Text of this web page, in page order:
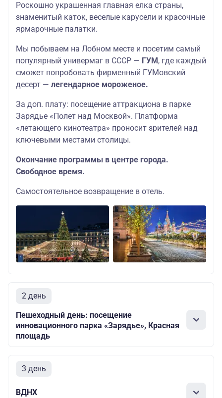
Роскошно украшенная главная елка страны,
знаменитый каток, веселые карусели и красочные
ярмарочные палатки.
Мы побываем на Лобном месте и посетим самый
популярный универмаг в СССР — ГУМ, где каждый
сможет попробовать фирменный ГУМовский
десерт — легендарное мороженое.
За доп. плату: посещение аттракциона в парке
Зарядье «Полет над Москвой». Платформа
«летающего кинотеатра» проносит зрителей над
ключевыми местами столицы.
Окончание программы в центре города.
Свободное время.
Самостоятельное возвращение в отель.
2 день
Пешеходный день: посещение
инновационного парка «Зарядье», Красная
площадь
3 день
ВДНХ